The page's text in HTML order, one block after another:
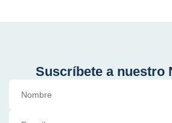
Suscríbete a nuestro